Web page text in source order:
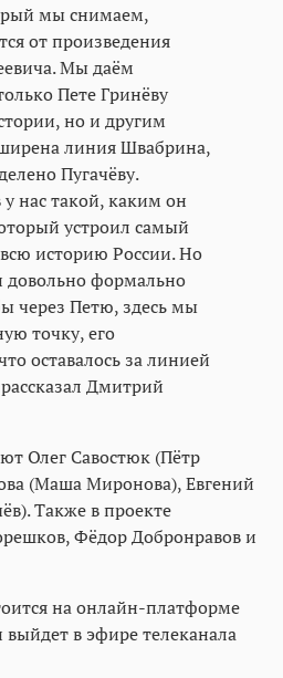
мы снимаем,
от произведения
Мы даём
Пете Гринёву
но и другим
линия Швабрина,
Пугачёву.
нас такой, каким он
устроил самый
историю России. Но
довольно формально
через Петю, здесь мы
точку, его
оставалось за линией
Дмитрий
Олег Савостюк (Пётр
(Маша Миронова), Евгений
Также в проекте
Фёдор Добронравов и
на онлайн-платформе
в эфире телеканала